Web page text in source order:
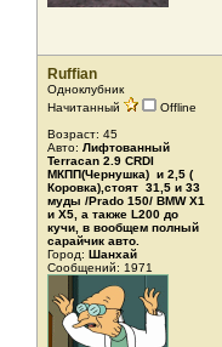
Ruffian
Одноклубник
Начитанный
Offline
Возраст: 45
Авто: Лифтованный
Terracan 2.9 CRDI
МКПП(Чернушка) и 2,5 (
Коровка),стоят 31,5 и 33
муды /Prado 150/ BMW X1
и X5, а также L200 до
кучи, в вообщем полный
сарайчик авто.
Город: Шанхай
Сообщений: 1971